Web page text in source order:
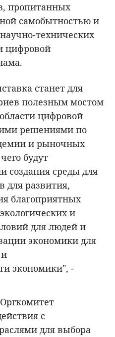
пропитанных
самобытностью и
технических
цифровой
станет для
полезным мостом
цифровой
решениями по
и рыночных
будут
создания среды для
для развития,
благоприятных
и
для людей и
экономики для
экономики", -
с
для выбора